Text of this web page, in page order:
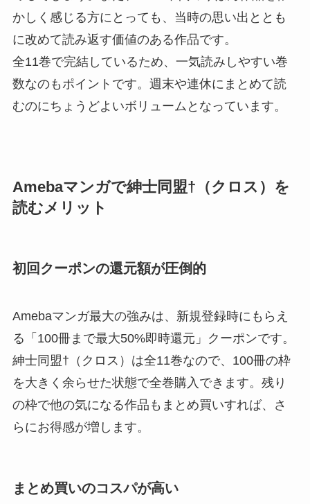
かしく感じる方にとっても、当時の思い出ととも
に改めて読み返す価値のある作品です。
全11巻で完結しているため、一気読みしやすい巻
数なのもポイントです。週末や連休にまとめて読
むのにちょうどよいボリュームとなっています。
Amebaマンガで紳士同盟†（クロス）を
読むメリット
初回クーポンの還元額が圧倒的
Amebaマンガ最大の強みは、新規登録時にもらえ
る「100冊まで最大50%即時還元」クーポンです。
紳士同盟†（クロス）は全11巻なので、100冊の枠
を大きく余らせた状態で全巻購入できます。残り
の枠で他の気になる作品もまとめ買いすれば、さ
らにお得感が増します。
まとめ買いのコスパが高い